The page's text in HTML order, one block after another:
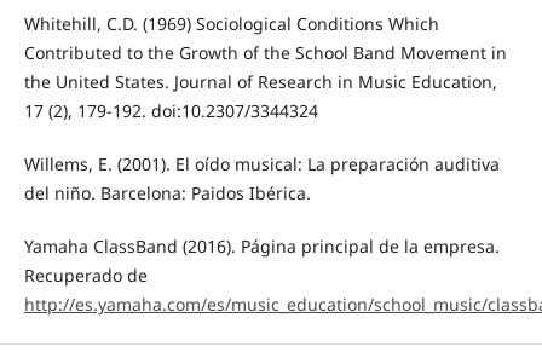
Whitehill, C.D. (1969) Sociological Conditions Which
Contributed to the Growth of the School Band Movement in
the United States. Journal of Research in Music Education,
17 (2), 179-192. doi:10.2307/3344324
Willems, E. (2001). El oído musical: La preparación auditiva
del niño. Barcelona: Paidos Ibérica.
Yamaha ClassBand (2016). Página principal de la empresa.
Recuperado de
http://es.yamaha.com/es/music_education/school_music/